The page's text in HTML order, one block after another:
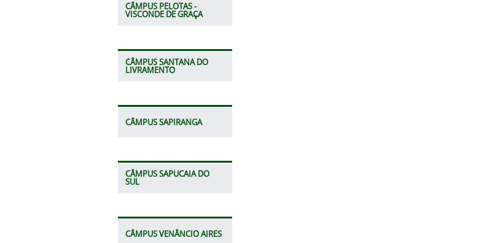
CÂMPUS PELOTAS -
VISCONDE DE GRAÇA
CÂMPUS SANTANA DO
LIVRAMENTO
CÂMPUS SAPIRANGA
CÂMPUS SAPUCAIA DO
SUL
CÂMPUS VENÂNCIO AIRES